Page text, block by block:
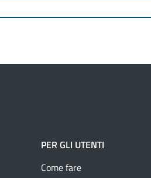
PER GLI UTENTI
Come fare